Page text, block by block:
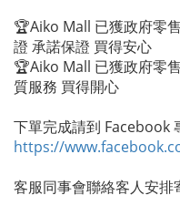
🏆Aiko Mall 已獲政府零
證 承諾保證 買得安心
🏆Aiko Mall 已獲政府零
質服務 買得開心
下單完成請到 Facebook
https://
客服同事會聯絡客人安